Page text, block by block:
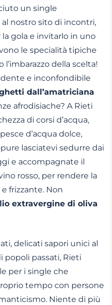
un single
nostro sito di incontri,
gola e invitarlo in uno
le specialità tipiche
l’imbarazzo della scelta!
e inconfondibile
dall’amatriciana
afrodisiache? A Rieti
di corsi d’acqua,
d’acqua dolce,
lasciatevi sedurre dai
e accompagnate il
rosso, per rendere la
frizzante. Non
extravergine di oliva
delicati sapori unici al
passati, Rieti
per i single che
tempo con persone
Niente di più